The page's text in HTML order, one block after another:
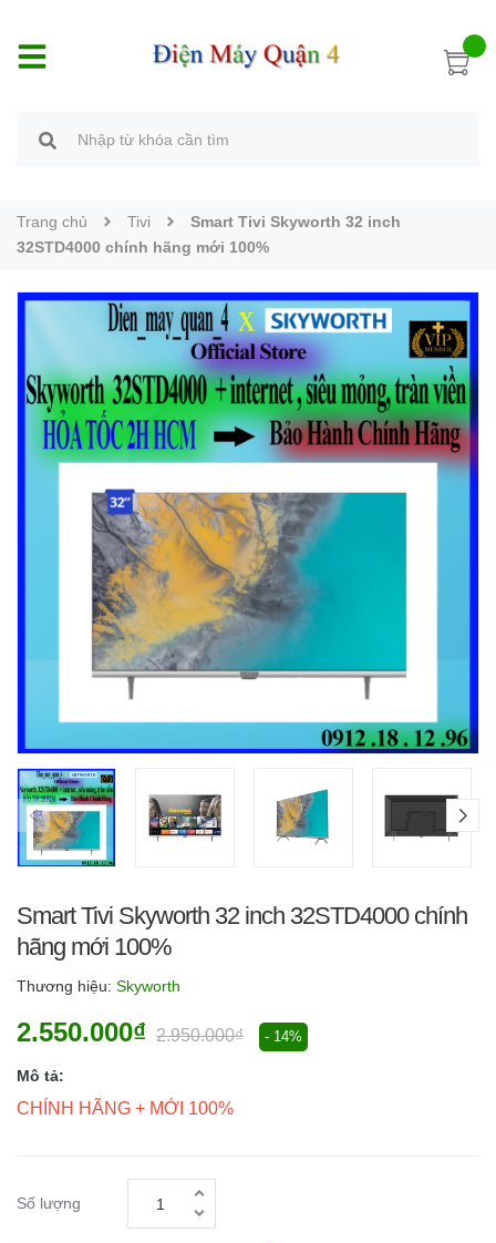
Trang chủ Tivi
Smart Tivi Skyworth 32 inch
32STD4000 chính hãng mới 100%
Smart Tivi Skyworth 32 inch 32STD4000 chính
hãng mới 100%
Thương hiệu: Skyworth
2.550.000₫ 2.950.000₫ - 14%
Mô tả:
CHÍNH HÃNG + MỚI 100%
Số lượng